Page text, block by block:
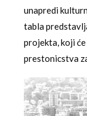
unapredi
tabla
projekta, koji
prestonicstva